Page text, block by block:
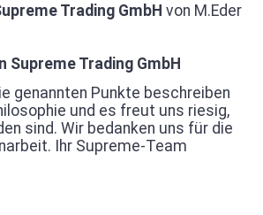
Trading GmbH von M.Eder
Supreme Trading GmbH
genannten Punkte beschreiben
und es freut uns riesig,
sind. Wir bedanken uns für die
Ihr Supreme-Team